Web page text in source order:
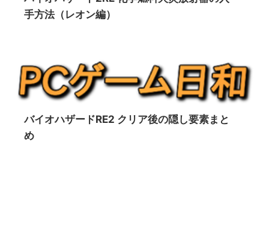
手方法（レオン編）
バイオハザードRE2 クリア後の隠し要素まと
め